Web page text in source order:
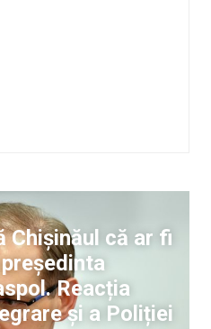
Chișinăul că ar fi
Reacția
și a Poliției